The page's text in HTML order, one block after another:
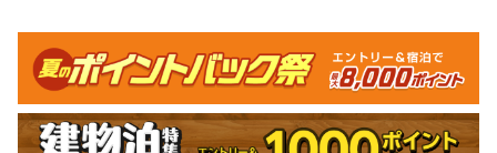
キャンペーン